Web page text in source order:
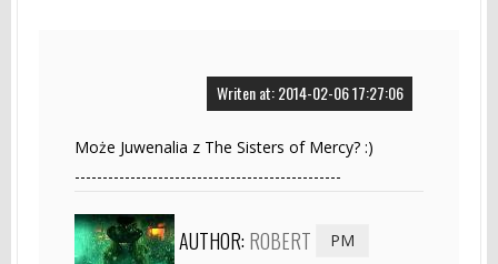
Writen at: 2014-02-06 17:27:06
Może Juwenalia z The Sisters of Mercy? :)
------------------------------------------------
AUTHOR: ROBERT PM